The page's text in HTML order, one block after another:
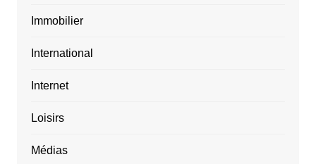
Immobilier
International
Internet
Loisirs
Médias